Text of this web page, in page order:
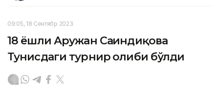
09:05, 18 Сентябр 2023
18 ёшли Аружан Сағиндиқова
Тунисдаги турнир ғолиби бўлди